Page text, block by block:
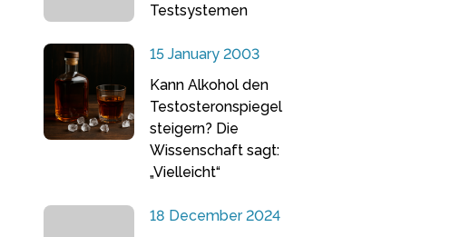
Testsystemen
15 January 2003
Kann Alkohol den
Testosteronspiegel
steigern? Die
Wissenschaft sagt:
„Vielleicht“
18 December 2024